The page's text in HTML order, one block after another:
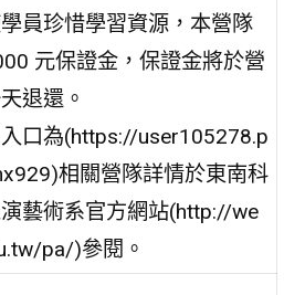
員珍惜學習資源，本營隊
元保證金，保證金將於營
退還。
口為(https://user105278.p
相關營隊詳情於東南科
藝術系官方網站(http://we
pa/)參閱。